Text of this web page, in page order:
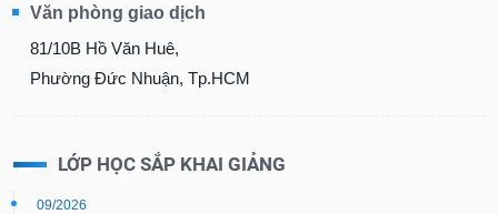
Văn phòng giao dịch
81/10B Hồ Văn Huê,
Phường Đức Nhuận, Tp.HCM
LỚP HỌC SẮP KHAI GIẢNG
09/2026